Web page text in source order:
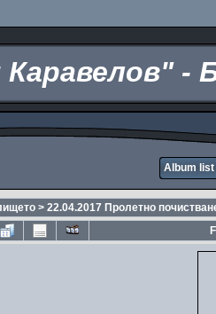
-
Album list
> 22.04.2017 Пролетно